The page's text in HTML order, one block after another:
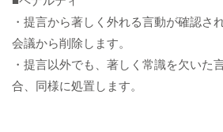
・提言から著しく外れる言動が確認さ
会議から削除します。
・提言以外でも、著しく常識を欠いた
合、同様に処置します。